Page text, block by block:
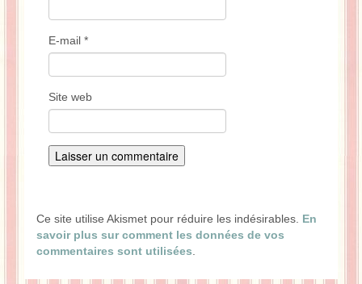
E-mail *
Site web
Ce site utilise Akismet pour réduire les indésirables. En
savoir plus sur comment les données de vos
commentaires sont utilisées